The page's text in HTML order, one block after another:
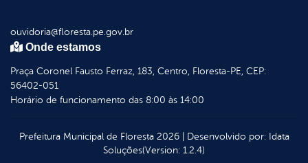
ouvidoria@floresta.pe.gov.br
Onde estamos
Praça Coronel Fausto Ferraz, 183, Centro, Floresta-PE, CEP:
56402-051
Horário de funcionamento das 8:00 às 14:00
Prefeitura Municipal de Floresta2026| Desenvolvido por: Idata
Soluções(Version: 1.2.4)